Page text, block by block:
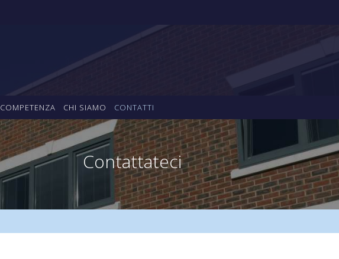
COMPETENZA CHI SIAMO CONTATTI
Contattateci